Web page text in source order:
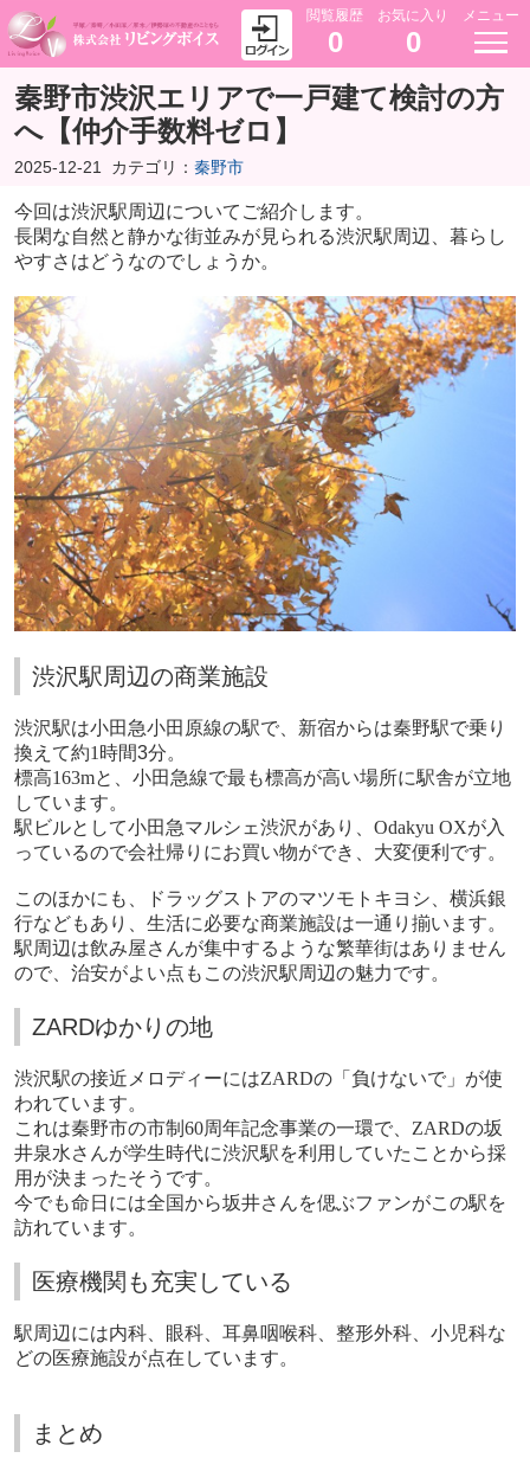
閲覧履歴
0
お気に入り
0
メニュー
秦野市渋沢エリアで一戸建て検討の方
へ【仲介手数料ゼロ】
2025-12-21 カテゴリ： 秦野市
今回は渋沢駅周辺についてご紹介します。
長閑な自然と静かな街並みが見られる渋沢駅周辺、暮らし
やすさはどうなのでしょうか。
渋沢駅周辺の商業施設
渋沢駅は小田急小田原線の駅で、新宿からは秦野駅で乗り
換えて約1 時間3分。
標高163mと、小田急線で最も標高が高い場所に駅舎が立地
しています。
駅ビルとして小田急マルシェ渋沢があり、 Odakyu OXが入
っているので会社帰りにお買い物ができ、大変便利です。
このほかにも、ドラッグストアのマツモトキヨシ、横浜銀
行などもあり、生活に必要な商業施設は一通り揃います。
駅周辺は飲み屋さんが集中するような繁華街はありません
ので、治安がよい点もこの渋沢駅周辺の魅力です。
ZARDゆかりの地
渋沢駅の接近メロディーにはZARDの「負けないで」が使
われています。
これは秦野市の市制 60周年記念事業の一環で、 ZARDの坂
井泉水さんが学生時代に渋沢駅を利用していたことから採
用が決まったそうです。
今でも命日には全国から坂井さんを偲ぶファンがこの駅を
訪れています。
医療機関も充実している
駅周辺には内科、眼科、耳鼻咽喉科、整形外科、小児科な
どの医療施設が点在しています。
まとめ